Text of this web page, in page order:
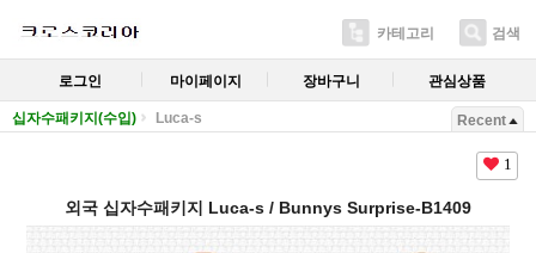
카테고리 검색
로그인 마이페이지 장바구니 관심상품
십자수패키지(수입) Luca-s Recent
1
외국 십자수패키지 Luca-s / Bunnys Surprise-B1409